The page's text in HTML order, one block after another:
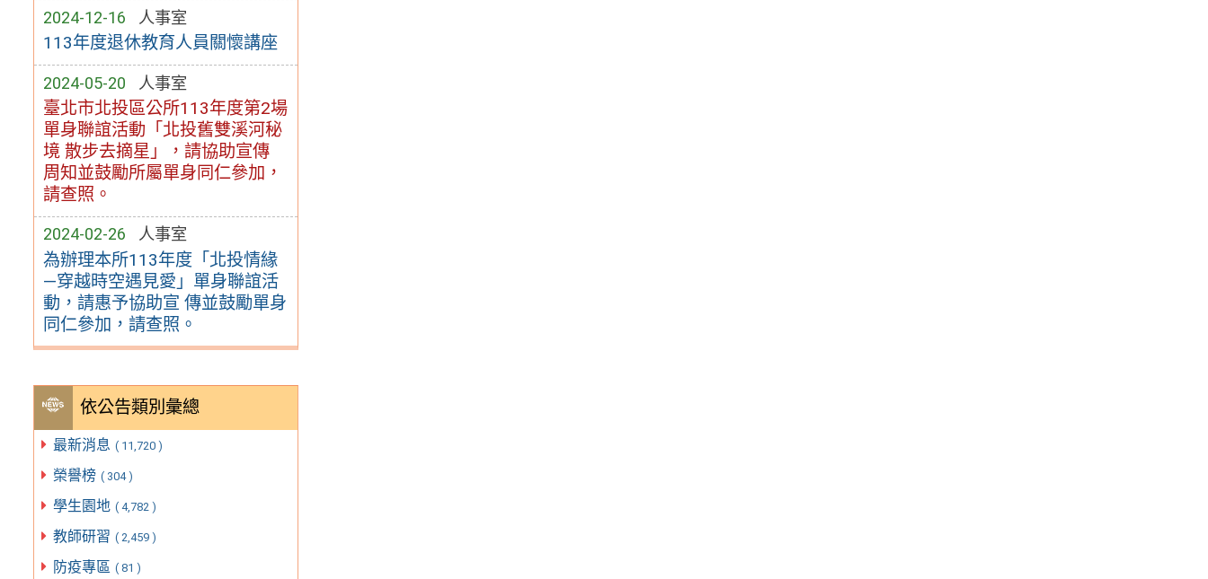
2024-12-16 人事室
113年度退休教育人員關懷講座
2024-05-20 人事室
臺北市北投區公所113年度第2場
單身聯誼活動「北投舊雙溪河秘
境 散步去摘星」，請協助宣傳
周知並鼓勵所屬單身同仁參加，
請查照。
2024-02-26 人事室
為辦理本所113年度「北投情緣
—穿越時空遇見愛」單身聯誼活
動，請惠予協助宣 傳並鼓勵單身
同仁參加，請查照。
依公告類別彙總
最新消息 ( 11,720 )
榮譽榜 ( 304 )
學生園地 ( 4,782 )
教師研習 ( 2,459 )
防疫專區 ( 81 )